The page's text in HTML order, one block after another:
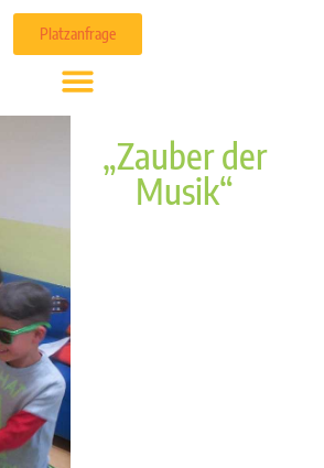
Platzanfrage
„Zauber der
Musik“